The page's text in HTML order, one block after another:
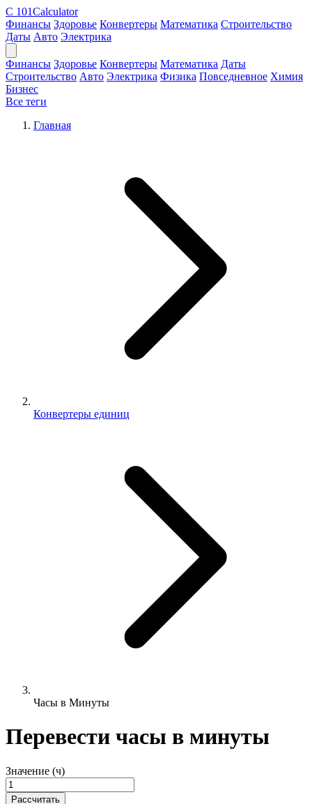
C 101Calculator
Финансы Здоровье Конвертеры Математика Строительство
Даты Авто Электрика
Финансы Здоровье Конвертеры Математика Даты
Строительство Авто Электрика Физика Повседневное Химия
Бизнес
Все теги
Главная
Конвертеры единиц
Часы в Минуты
Перевести часы в минуты
Значение (ч)
Рассчитать